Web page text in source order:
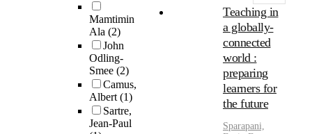
Mamtimin
Ala (2)
John
Odling-
Smee (2)
Camus,
Albert(1)
Sartre,
Jean-Paul
Teaching in
a globally-
connected
world :
preparing
learners for
the future
Sparapani,